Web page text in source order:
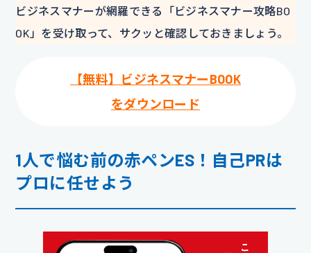
ビジネスマナーが網羅できる「ビジネスマナー攻略BO
OK」を受け取って、サクッと確認しておきましょう。
【無料】ビジネスマナーBOOK
をダウンロード
1人で悩む前の赤ペンES！自己PRは
プロに任せよう